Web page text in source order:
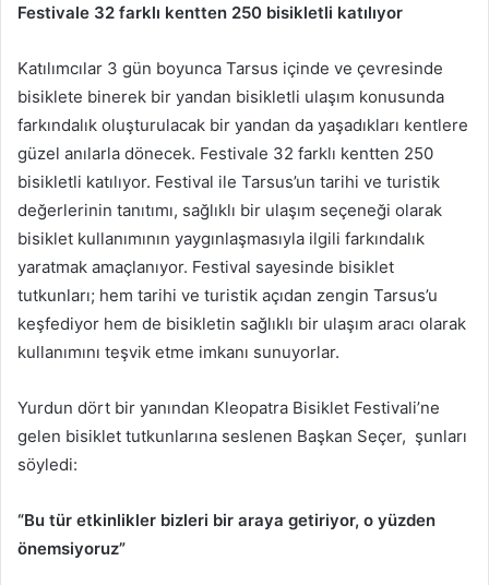
Festivale 32 farklı kentten 250 bisikletli katılıyor
Katılımcılar 3 gün boyunca Tarsus içinde ve çevresinde
bisiklete binerek bir yandan bisikletli ulaşım konusunda
farkındalık oluşturulacak bir yandan da yaşadıkları kentlere
güzel anılarla dönecek. Festivale 32 farklı kentten 250
bisikletli katılıyor. Festival ile Tarsus’un tarihi ve turistik
değerlerinin tanıtımı, sağlıklı bir ulaşım seçeneği olarak
bisiklet kullanımının yaygınlaşmasıyla ilgili farkındalık
yaratmak amaçlanıyor. Festival sayesinde bisiklet
tutkunları; hem tarihi ve turistik açıdan zengin Tarsus’u
keşfediyor hem de bisikletin sağlıklı bir ulaşım aracı olarak
kullanımını teşvik etme imkanı sunuyorlar.
Yurdun dört bir yanından Kleopatra Bisiklet Festivali’ne
gelen bisiklet tutkunlarına seslenen Başkan Seçer, şunları
söyledi:
“Bu tür etkinlikler bizleri bir araya getiriyor, o yüzden
önemsiyoruz”